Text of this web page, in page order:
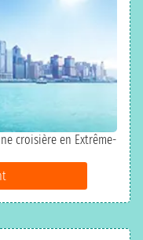
croisière en Extrême-